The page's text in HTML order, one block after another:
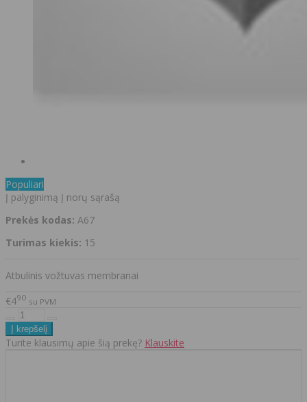
Populiari
Į palyginimą Į norų sąrašą
Prekės kodas: A67
Turimas kiekis: 15
Atbulinis vožtuvas membranai
€490 su PVM
Turite klausimų apie šią prekę? Klauskite